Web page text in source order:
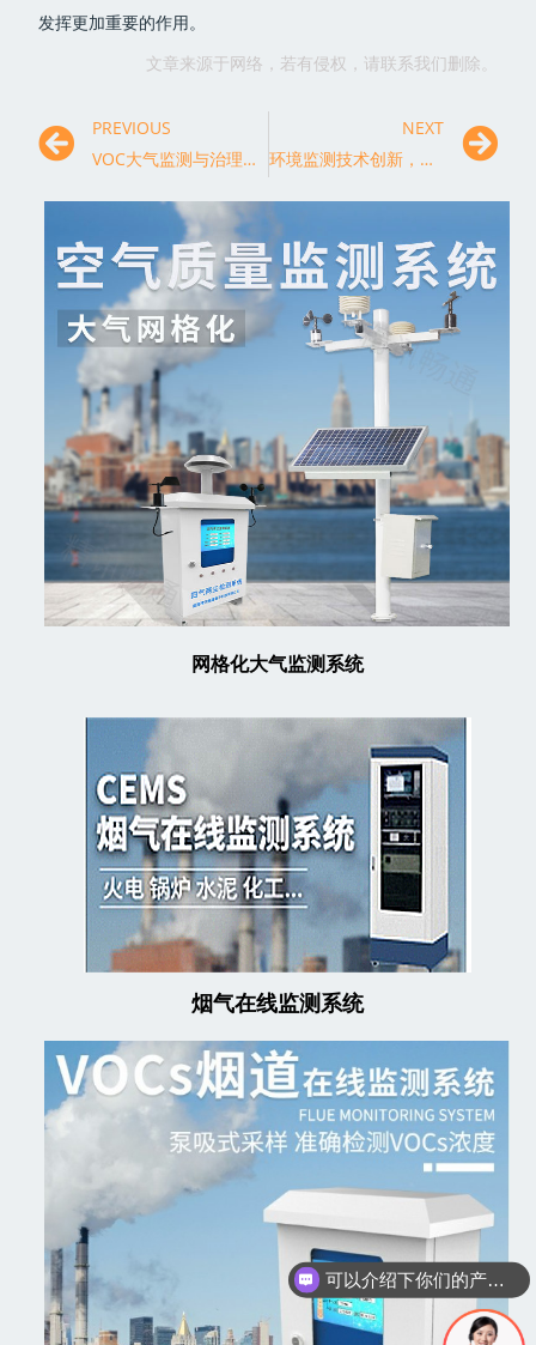
发挥更加重要的作用。
文章来源于网络，若有侵权，请联系我们删除。
PREVIOUS
VOC大气监测与治理：从源头控制污染，守护健康生活
NEXT
环境监测技术创新，为可持续发展保驾护航
网格化大气监测系统
烟气在线监测系统
你们是怎么收费的呢